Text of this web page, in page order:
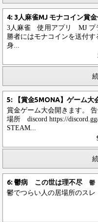
4: 3人麻雀MJ モナコイン賞
3人麻雀 使用アプリ MJ プ
勝者にはモナコインを送付
身...
5: 【賞金5MONA】ゲーム大
賞金ゲーム大会開きます。
場所 discord https://
STEAM...
6: 鬱病 この世は理不尽 鬱
鬱でつらい人の居場所のスレ